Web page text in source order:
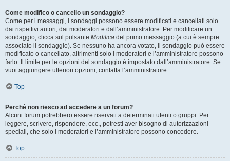
Come modifico o cancello un sondaggio?
Come per i messaggi, i sondaggi possono essere modificati e cancellati solo
dai rispettivi autori, dai moderatori e dall’amministratore. Per modificare un
sondaggio, clicca sul pulsante Modifica del primo messaggio (a cui è sempre
associato il sondaggio). Se nessuno ha ancora votato, il sondaggio può essere
modificato o cancellato, altrimenti solo i moderatori e l’amministratore possono
farlo. Il limite per le opzioni del sondaggio è impostato dall’amministratore. Se
vuoi aggiungere ulteriori opzioni, contatta l’amministratore.
Top
Perché non riesco ad accedere a un forum?
Alcuni forum potrebbero essere riservati a determinati utenti o gruppi. Per
leggere, scrivere, rispondere, ecc., potresti aver bisogno di autorizzazioni
speciali, che solo i moderatori e l’amministratore possono concedere.
Top